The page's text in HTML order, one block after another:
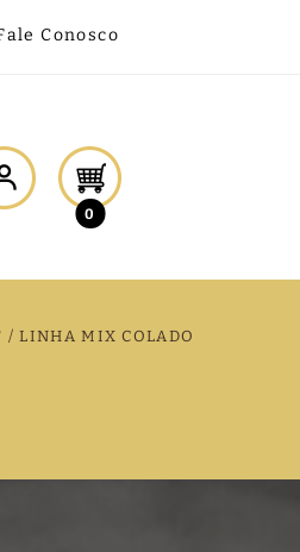
Conosco
0
/ LINHA MIX COLADO